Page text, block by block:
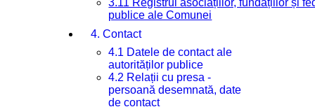
3.11 Registrul asociațiilor, fundațiilor și
publice ale Comunei
4. Contact
4.1 Datele de contact ale
autorităților publice
4.2 Relații cu presa -
persoană desemnată, date
de contact